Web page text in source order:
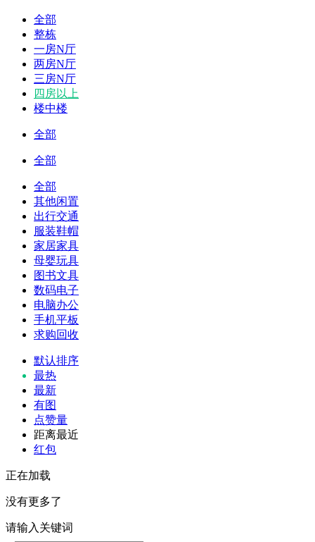
全部
整栋
一房N厅
两房N厅
三房N厅
四房以上
楼中楼
全部
全部
全部
其他闲置
出行交通
服装鞋帽
家居家具
母婴玩具
图书文具
数码电子
电脑办公
手机平板
求购回收
默认排序
最热
最新
有图
点赞量
距离最近
红包
正在加载
没有更多了
请输入关键词